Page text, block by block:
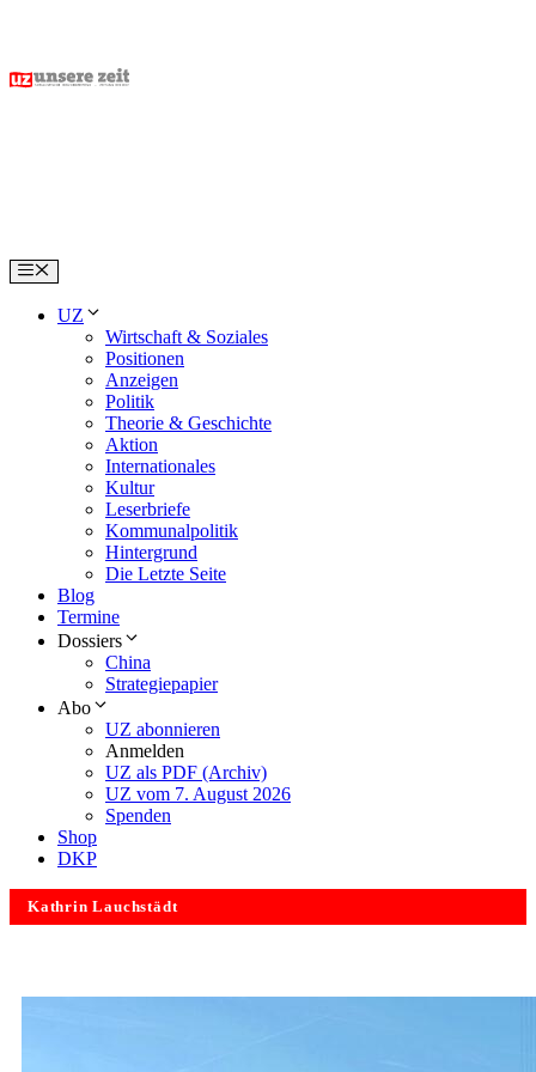
content
Menu
UZ
Wirtschaft & Soziales
Positionen
Anzeigen
Politik
Theorie & Geschichte
Aktion
Internationales
Kultur
Leserbriefe
Kommunalpolitik
Hintergrund
Die Letzte Seite
Blog
Termine
Dossiers
China
Strategiepapier
Abo
UZ abonnieren
Anmelden
UZ als PDF (Archiv)
UZ vom 7. August 2026
Spenden
Shop
DKP
Kathrin Lauchstädt